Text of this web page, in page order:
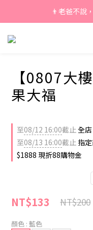
\ 加
👨老爸不說
\
【0807大
果大福
至08/12 16:00截止全
至08/13 16:00截止 指
$1888 現折88購物金
NT$133 NT$200
顏色 : 藍色